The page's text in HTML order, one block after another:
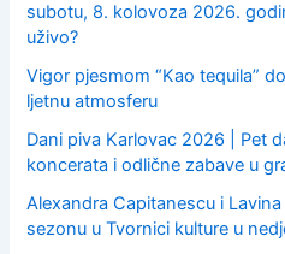
subotu, 8. kolovoza 2026.
uživo?
Vigor pjesmom “Kao tequila”
ljetnu atmosferu
Dani piva Karlovac 2026 | Pet
koncerata i odlične zabave u
Alexandra Capitanescu i
sezonu u Tvornici kulture u